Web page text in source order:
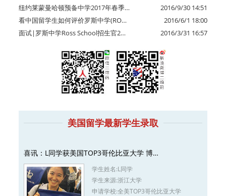
2016/9/30 14:51
纽约莱蒙曼哈顿预备中学2017年春季…
2016/6/1 18:00
看中国留学生如何评价罗斯中学(RO…
2016/3/31 16:57
面试|罗斯中学Ross School招生官2…
美国留学最新学生录取
喜讯：L同学获美国TOP3哥伦比亚大学 博…
学生姓名:L同学
学生来源:浙江大学
申请学校:全美TOP3哥伦比亚大学